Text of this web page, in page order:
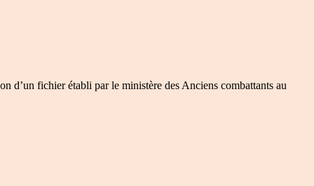
d’un fichier établi par le ministère des Anciens combattants au